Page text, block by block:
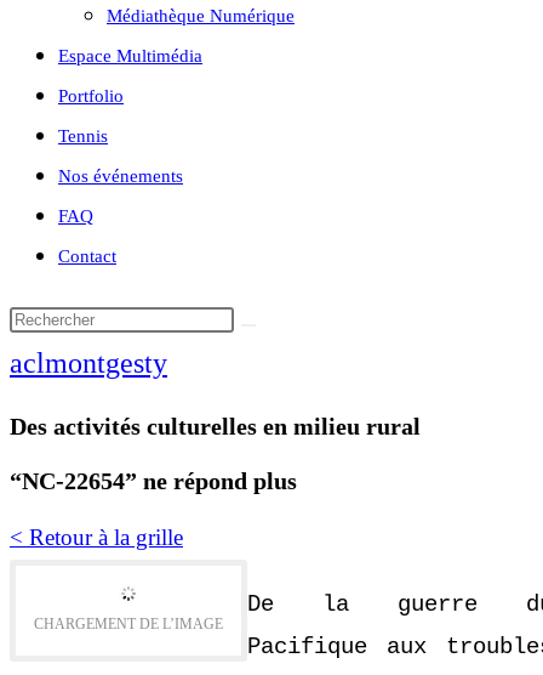
Médiathèque Numérique
Espace Multimédia
Portfolio
Tennis
Nos événements
FAQ
Contact
aclmontgesty
Des activités culturelles en milieu rural
“NC-22654” ne répond plus
< Retour à la grille
CHARGEMENT DE L’IMAGE
De la guerre
Pacifique aux